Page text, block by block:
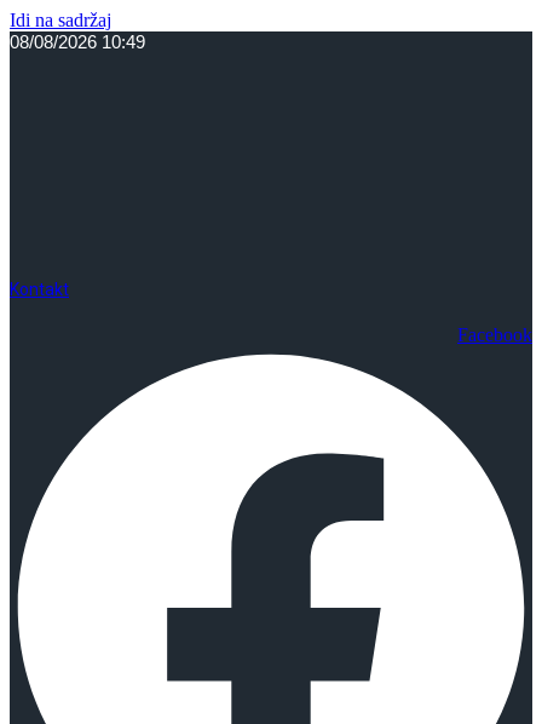
Idi na sadržaj
08/08/2026 10:49
Kontakt
Facebook